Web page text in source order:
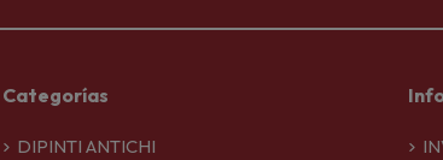
Categorías
DIPINTI ANTICHI